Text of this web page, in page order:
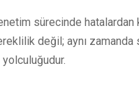
sürecinde hatalardan
değil; aynı
yolculuğudur.